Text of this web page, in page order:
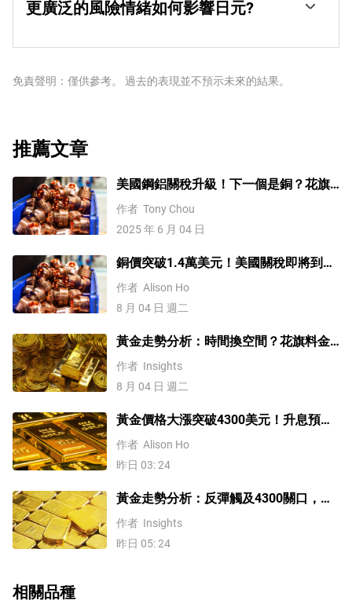
之間的政策分歧越來越大，日本央行在2013年至2024年期
與其它央行(尤其是與美聯儲(fed))的政策分歧不斷擴大。
這支撐了10年期美國國債和10年期日本國債之間利差的擴
棄超寬松政策，加上其他主要央行的降息，正在縮小這一
更廣泛的風險情緒如何影響日元?
期，投資者更有可能將資金投入日元，因為日元被認為具
投資風險更大的貨幣升值。
免責聲明：僅供參考。 過去的表現並不預示未來的結果。
推薦文章
美國鋼鋁關稅升級！下一個是銅？花旗
這樣說
作者 Tony Chou
2025 年 6 月 04 日
銅價突破1.4萬美元！美國關稅即將到
來？未來會再創新高嗎？
作者 Alison Ho
8 月 04 日 週二
黃金走勢分析：時間換空間？花旗料金
價四季度上探4500
作者 Insights
8 月 04 日 週二
黃金價格大漲突破4300美元！升息預期
降溫疊加央行購金，未來持續漲？
作者 Alison Ho
昨日 03: 24
黃金走勢分析：反彈觸及4300關口，
「雙底」確立劍指這一目標！
作者 Insights
昨日 05: 24
相關品種